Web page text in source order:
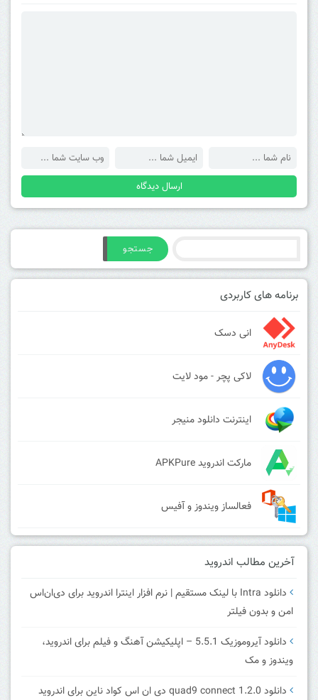
جستجو
برنامه های کاربردی
انی دسک
لاکی پچر - مود لایت
اینترنت دانلود منیجر
مارکت اندروید APKPure
فعالساز ویندوز و آفیس
آخرین مطالب اندروید
دانلود Intra با لینک مستقیم | نرم افزار اینترا اندروید برای دی‌ان‌اس
امن و بدون فیلتر
دانلود آیروموزیک 5.5.1 – اپلیکیشن آهنگ و فیلم برای اندروید،
ویندوز و مک
دانلود quad9 connect 1.2.0 دی ان اس کواد ناین برای اندروید